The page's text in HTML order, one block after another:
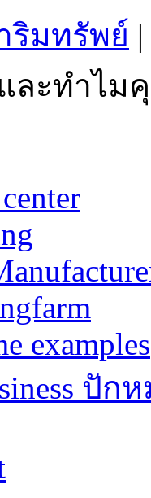
ริมทรัพย์ |
ละทำไ
examples
ปัก